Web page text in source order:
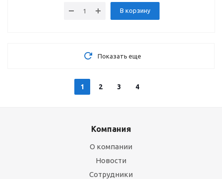
В корзину
Показать еще
1 2 3 4
Компания
О компании
Новости
Сотрудники